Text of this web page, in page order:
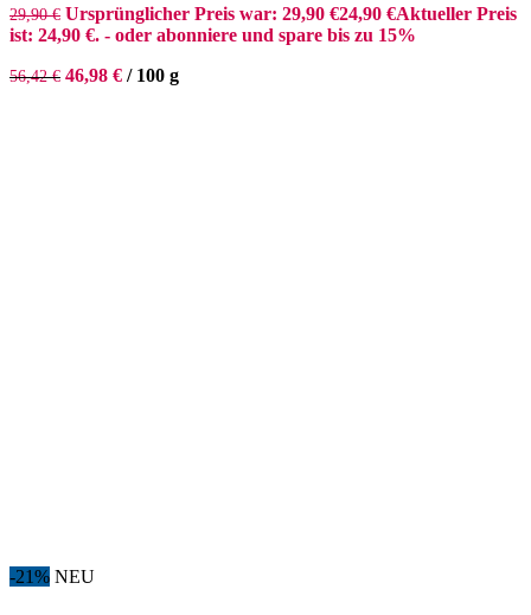
29,90€ Ursprünglicher Preis war: 29,90 €24,90 €Aktueller Preis
ist: 24,90 €. - oder abonniere und spare bis zu 15%
56,42€ 46,98 € / 100 g
-21% NEU